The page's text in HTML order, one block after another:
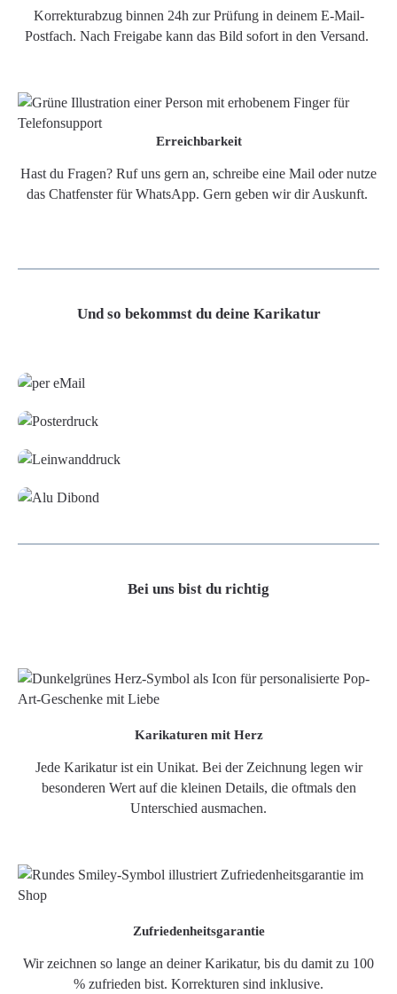
Korrekturabzug binnen 24h zur Prüfung in deinem E-Mail-
Postfach. Nach Freigabe kann das Bild sofort in den Versand.
Erreichbarkeit
Hast du Fragen? Ruf uns gern an, schreibe eine Mail oder nutze
das Chatfenster für WhatsApp. Gern geben wir dir Auskunft.
Und so bekommst du deine Karikatur
Bei uns bist du richtig
Karikaturen mit Herz
Jede Karikatur ist ein Unikat. Bei der Zeichnung legen wir
besonderen Wert auf die kleinen Details, die oftmals den
Unterschied ausmachen.
Zufriedenheitsgarantie
Wir zeichnen so lange an deiner Karikatur, bis du damit zu 100
% zufrieden bist. Korrekturen sind inklusive.